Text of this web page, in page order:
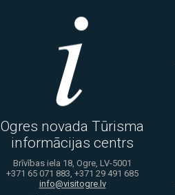
Ogres novada Tūrisma
informācijas centrs
Brīvības iela 18, Ogre, LV-5001
+371 65 071 883, +371 29 491 685
info@visitogre.lv